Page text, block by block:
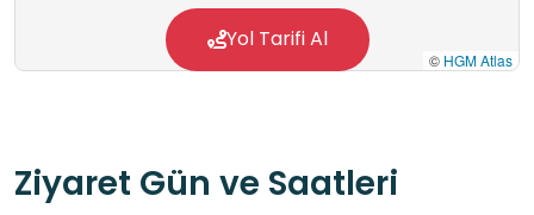
© HGM Atlas
Yol Tarifi Al
Ziyaret Gün ve Saatleri